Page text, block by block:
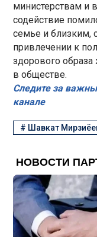
министерствам и
содействие
семье и близким,
привлечении к
здорового образа
в обществе.
Следите за
канале
# Шавкат